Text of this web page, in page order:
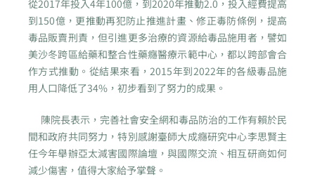
從2017年投入4年100億，到2020年推動2.0，投入經費提高
到150億，更推動再犯防止推進計畫、修正毒防條例，提高
毒品販賣刑責，但引進更多治療的資源給毒品施用者，譬如
美沙冬跨區給藥和整合性藥癮醫療示範中心，都以跨部會合
作方式推動。從結果來看，2015年到2022年的各級毒品施
用人口降低了34%，初步看到了努力的成果。
陳院長表示，完善社會安全網和毒品防治的工作有賴於民
間和政府共同努力，特別感謝臺師大成癮研究中心李思賢主
任今年舉辦亞太減害國際論壇，與國際交流、相互研商如何
減少傷害，值得大家給予掌聲。